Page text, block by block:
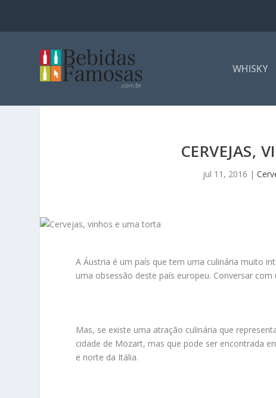
WHISKY
CERVEJAS,
jul 11, 2016 |
A Áustria é um país que tem uma culinária muito
uma obsessão deste país europeu. Conversar
Mas, se existe uma atração culinária que
cidade de Mozart, mas que pode ser encontrada
e norte da Itália.